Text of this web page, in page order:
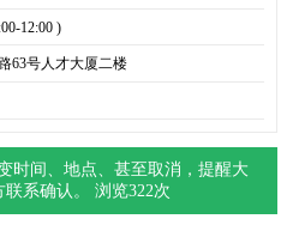
12:00 )
63号人才大厦二楼
时间、地点、甚至取消，提醒大
联系确认。 浏览322次